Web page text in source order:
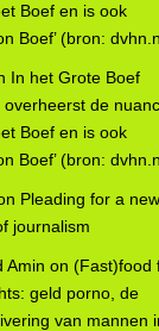
Boef en is ook
Boef’ (bron:
In het Grote Boef
overheerst de
Boef en is ook
Boef’ (bron:
Pleading for a new
journalism
Amin on (Fast)food
geld porno, de
van mannen